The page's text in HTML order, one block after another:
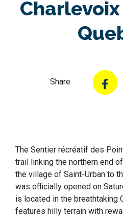
Share
The Sentier récréatif des
trail linking the northern end
the village of Saint-Urban to
was officially opened on
is located in the breathtaking
features hilly terrain with